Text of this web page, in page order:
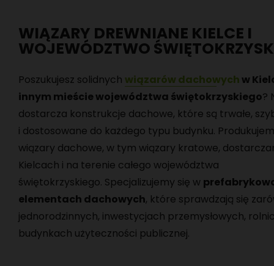
WIĄZARY DREWNIANE KIELCE I
WOJEWÓDZTWO
Poszukujesz solidnych wiązarów dachowychw
innym mieście województwa świętokrzyskiego?
dostarcza konstrukcje dachowe, które są trwałe,
i dostosowane do każdego typu budynku.
wiązary dachowe, w tym wiązary kratowe,
Kielcach i na terenie całego województwa
świętokrzyskiego. Specjalizujemy się w
elementach dachowych, które sprawdzają się
jednorodzinnych, inwestycjach przemysłowych,
budynkach użyteczności publicznej.